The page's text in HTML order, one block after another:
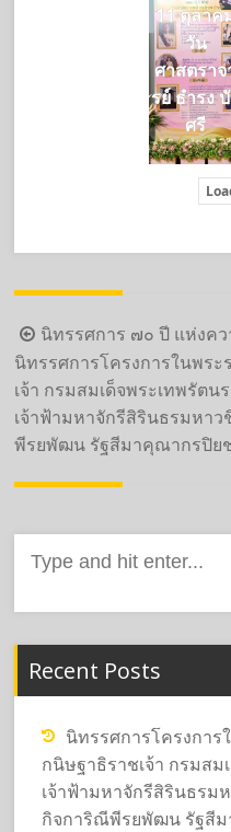
11 ตุลาค
วัน
ศาสตราจ
รย์ ธำรง
ศรี
Post
navigation
นิทรรศการ ๗๐ ปี แห่งค
นิทรรศการโครงการในพร
เจ้า กรมสมเด็จพระเทพรัตน
เจ้าฟ้ามหาจักรีสิรินธรมหา
พีรยพัฒน รัฐสีมาคุณากรปิย
for:
Recent Posts
นิทรรศการโครงการ
กนิษฐาธิราชเจ้า กรมสม
เจ้าฟ้ามหาจักรีสิรินธรม
กิจการิณีพีรยพัฒน รัฐสี